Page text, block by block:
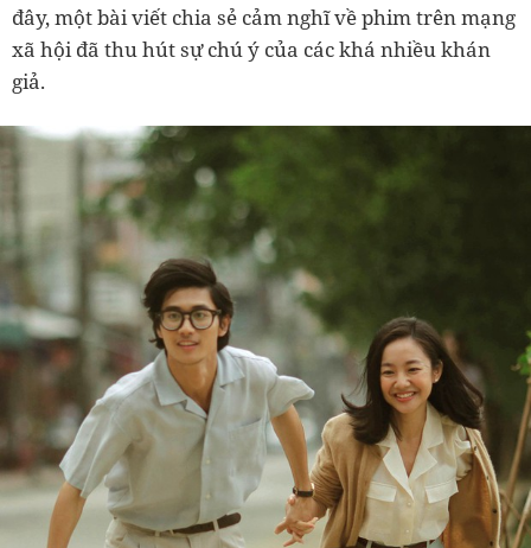
đây, một bài viết chia sẻ cảm nghĩ về phim trên mạng
xã hội đã thu hút sự chú ý của các khá nhiều khán
giả.